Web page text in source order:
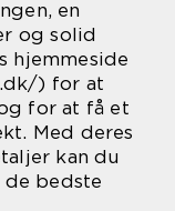
en
og solid
hjemmeside
) for at
for at få et
Med deres
kan du
bedste